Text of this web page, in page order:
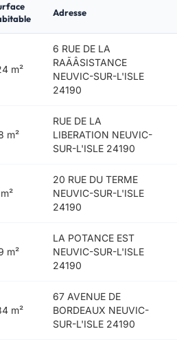
Adresse
m²
6 RUE DE LA
RAÃÂSISTANCE
NEUVIC-SUR-L'ISLE
24190
m²
RUE DE LA
LIBERATION NEUVIC-
SUR-L'ISLE 24190
20 RUE DU TERME
NEUVIC-SUR-L'ISLE
24190
m²
LA POTANCE EST
NEUVIC-SUR-L'ISLE
24190
m²
67 AVENUE DE
BORDEAUX NEUVIC-
SUR-L'ISLE 24190